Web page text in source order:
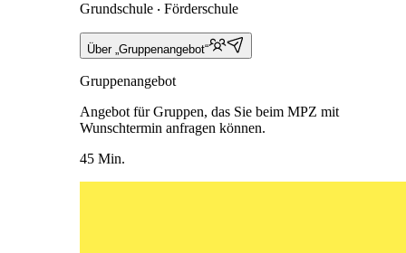
Grundschule ‧ Förderschule
Über „Gruppenangebot“
Gruppenangebot
Angebot für Gruppen, das Sie beim MPZ mit
Wunschtermin anfragen können.
45 Min.